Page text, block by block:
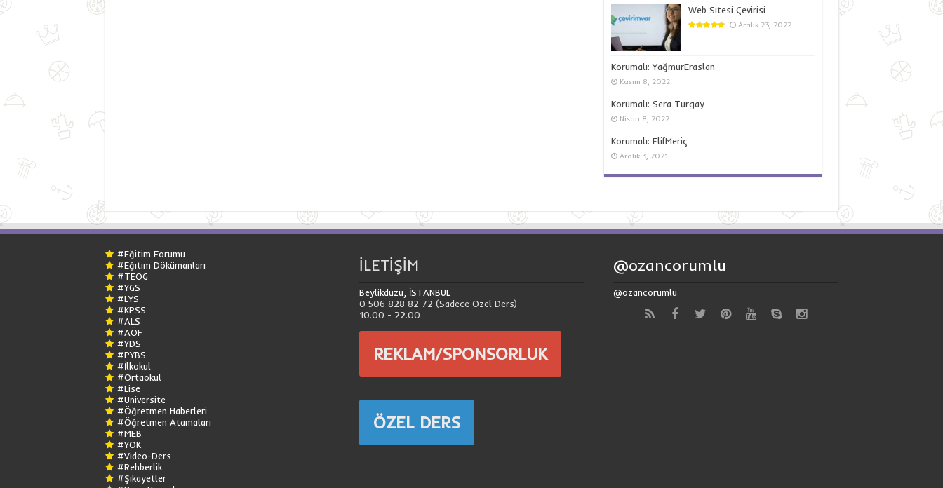
Web Sitesi Çevirisi
Aralık 23, 2022
Korumalı: YağmurEraslan
Kasım 8, 2022
Korumalı: Sera Turgay
Nisan 8, 2022
Korumalı: ElifMeriç
Aralık 3, 2021
#Eğitim Forumu
#Eğitim Dökümanları
#TEOG
#YGS
#LYS
#KPSS
#ALS
#AÖF
#YDS
#PYBS
#İlkokul
#Ortaokul
#Lise
#Üniversite
#Öğretmen Haberleri
#Öğretmen Atamaları
#MEB
#YÖK
#Video-Ders
#Rehberlik
#Şikayetler
İLETİŞİM
Beylikdüzü, İSTANBUL
0 506 828 82 72 (Sadece Özel Ders)
10.00 - 22.00
REKLAM/SPONSORLUK
ÖZEL DERS
@ozancorumlu
@ozancorumlu